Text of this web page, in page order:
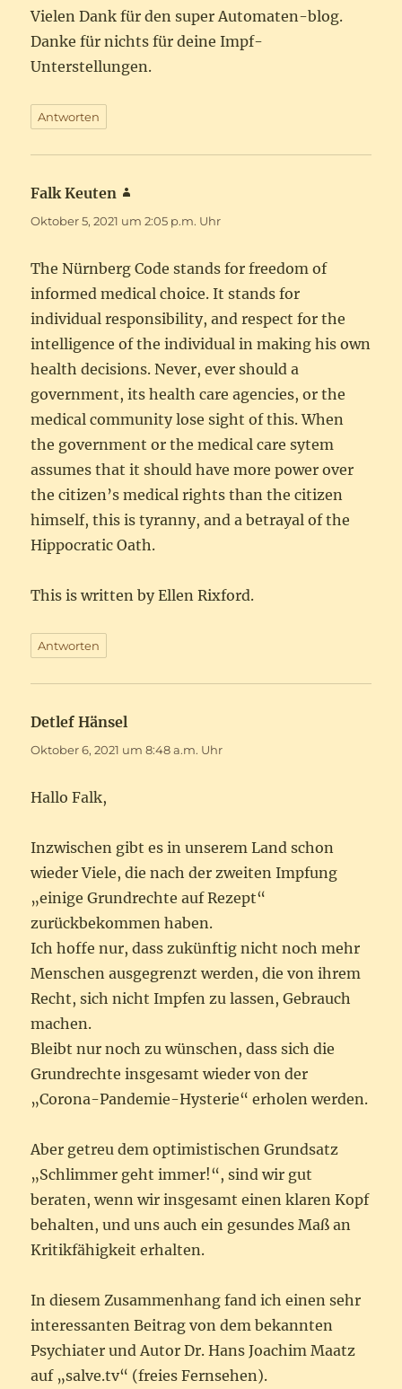
Vielen Dank für den super Automaten-blog.
Danke für nichts für deine Impf-
Unterstellungen.
Antworten
Falk Keuten
Oktober 5, 2021 um 2:05 p.m. Uhr
The Nürnberg Code stands for freedom of
informed medical choice. It stands for
individual responsibility, and respect for the
intelligence of the individual in making his own
health decisions. Never, ever should a
government, its health care agencies, or the
medical community lose sight of this. When
the government or the medical care sytem
assumes that it should have more power over
the citizen’s medical rights than the citizen
himself, this is tyranny, and a betrayal of the
Hippocratic Oath.
This is written by Ellen Rixford.
Antworten
Detlef Hänsel
Oktober 6, 2021 um 8:48 a.m. Uhr
Hallo Falk,
Inzwischen gibt es in unserem Land schon
wieder Viele, die nach der zweiten Impfung
„einige Grundrechte auf Rezept“
zurückbekommen haben.
Ich hoffe nur, dass zukünftig nicht noch mehr
Menschen ausgegrenzt werden, die von ihrem
Recht, sich nicht Impfen zu lassen, Gebrauch
machen.
Bleibt nur noch zu wünschen, dass sich die
Grundrechte insgesamt wieder von der
„Corona-Pandemie-Hysterie“ erholen werden.
Aber getreu dem optimistischen Grundsatz
„Schlimmer geht immer!“, sind wir gut
beraten, wenn wir insgesamt einen klaren Kopf
behalten, und uns auch ein gesundes Maß an
Kritikfähigkeit erhalten.
In diesem Zusammenhang fand ich einen sehr
interessanten Beitrag von dem bekannten
Psychiater und Autor Dr. Hans Joachim Maatz
auf „salve.tv“ (freies Fernsehen).